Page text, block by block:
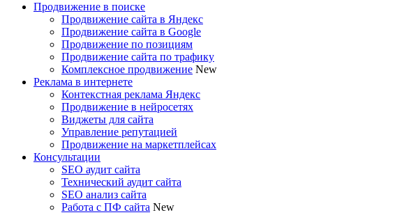
Продвижение в поиске
Продвижение сайта в Яндекс
Продвижение сайта в Google
Продвижение по позициям
Продвижение сайта по трафику
Комплексное продвижение New
Реклама в интернете
Контекстная реклама Яндекс
Продвижение в нейросетях
Виджеты для сайта
Управление репутацией
Продвижение на маркетплейсах
Консультации
SEO аудит сайта
Технический аудит сайта
SEO анализ сайта
Работа с ПФ сайта New